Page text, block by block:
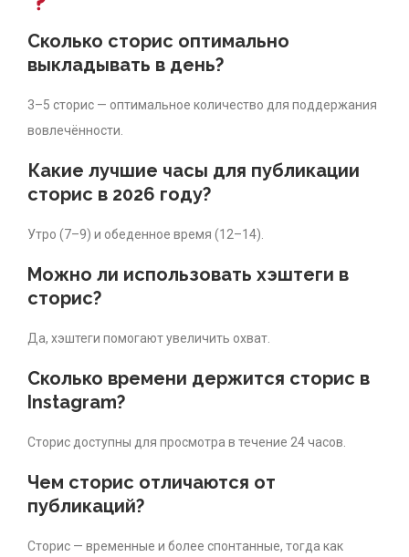
Сколько сторис оптимально
выкладывать в день?
3–5 сторис — оптимальное количество для поддержания
вовлечённости.
Какие лучшие часы для публикации
сторис в 2026 году?
Утро (7–9) и обеденное время (12–14).
Можно ли использовать хэштеги в
сторис?
Да, хэштеги помогают увеличить охват.
Сколько времени держится сторис в
Instagram?
Сторис доступны для просмотра в течение 24 часов.
Чем сторис отличаются от
публикаций?
Сторис — временные и более спонтанные, тогда как